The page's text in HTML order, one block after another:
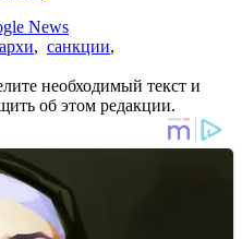
News
, санкции,
необходимый текст и
об этом редакции.